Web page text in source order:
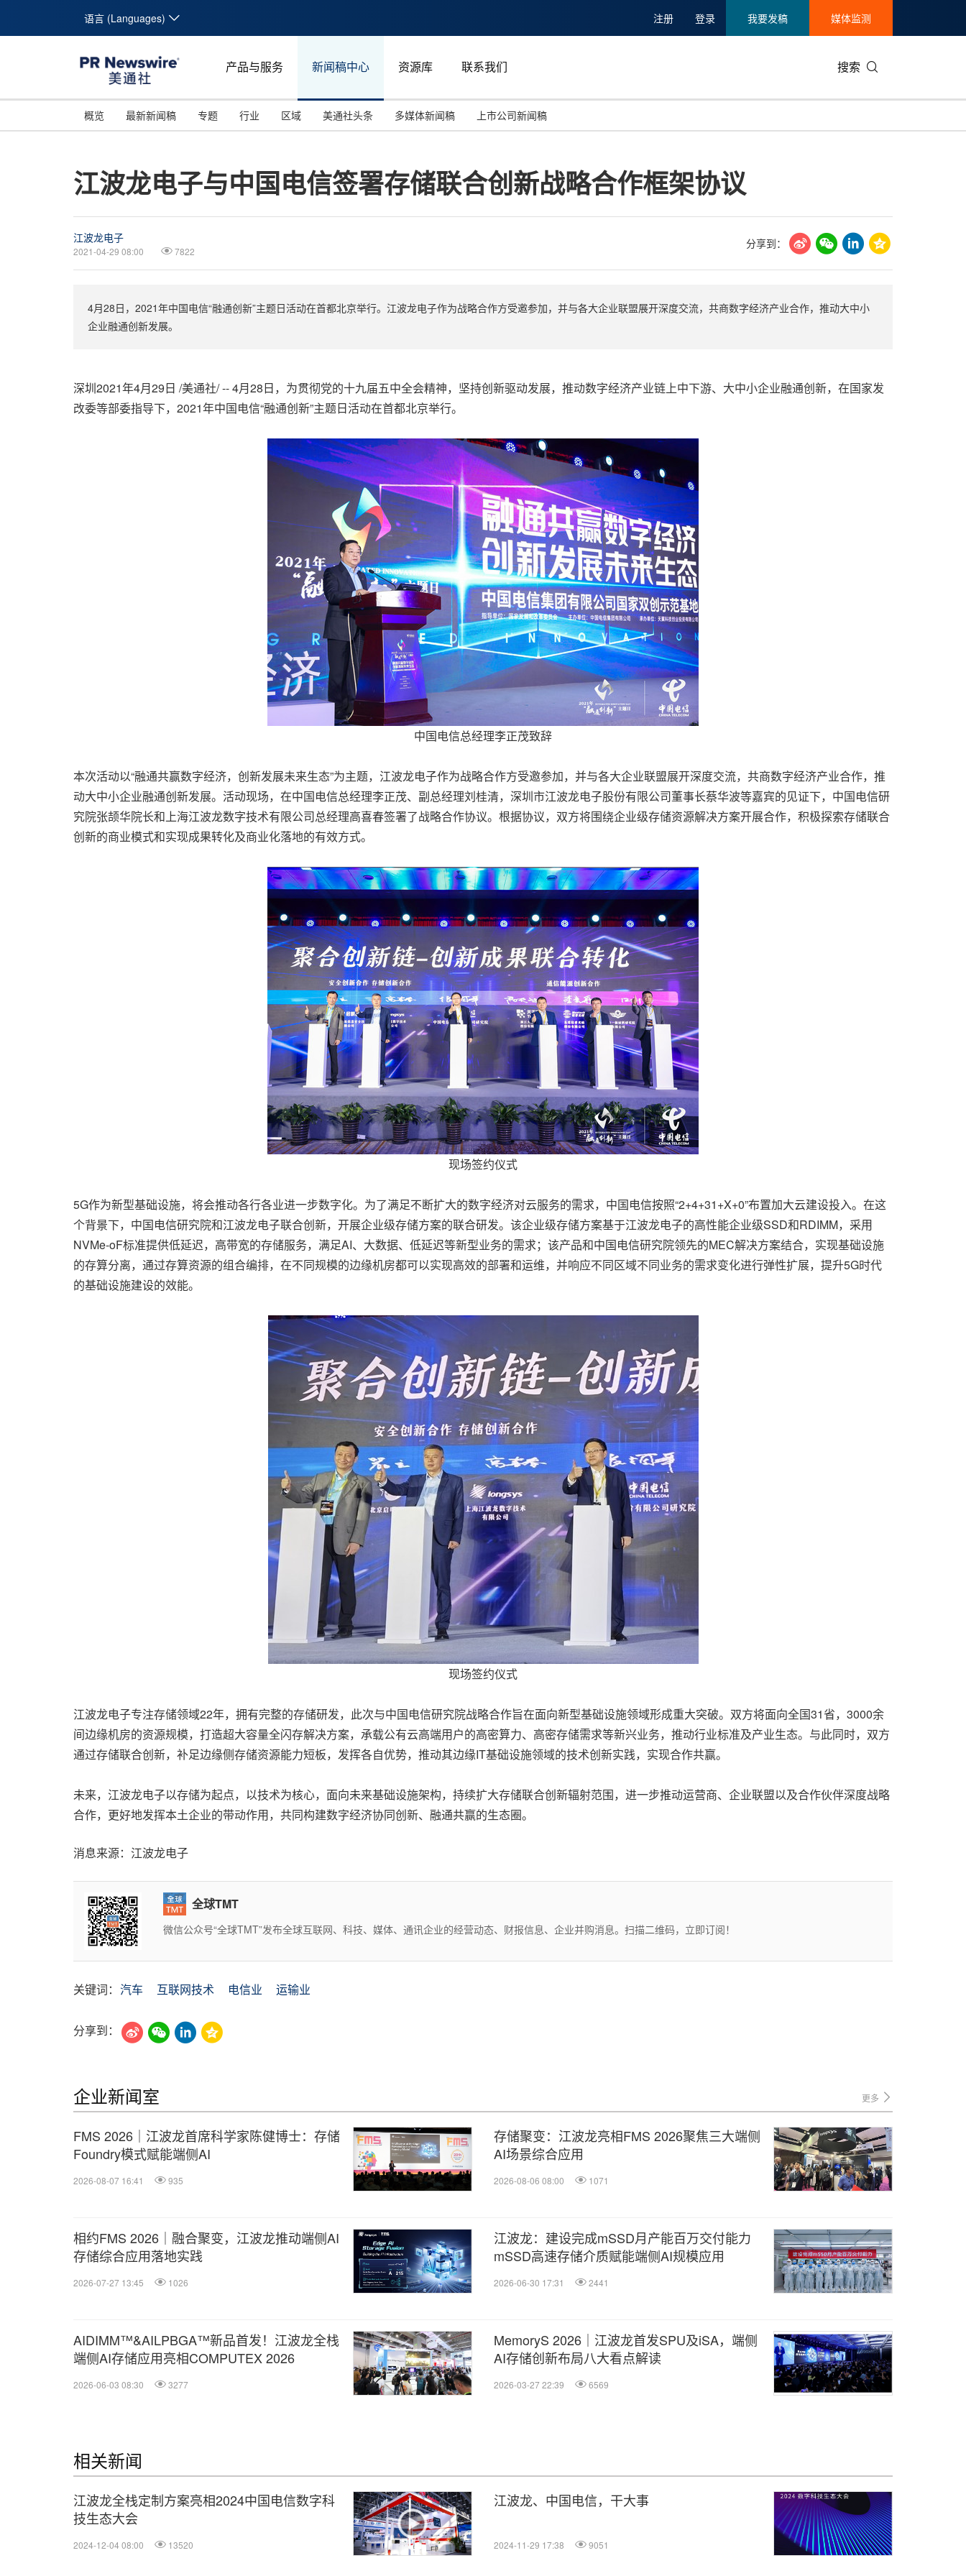
语言 (Languages) 注册 登录 我要发稿 媒体监测
产品与服务 新闻稿中心 资源库 联系我们 搜索
概览 最新新闻稿 专题
投资并购
碳中和
美国临床肿瘤学会(ASCO)
行业
能源化工与环保
娱乐时尚与艺术
区域
马来西亚
新加坡
美通社头条 多媒体新闻稿 上市公司新闻稿
江波龙电子与中国电信签署存储联合创新战略合作框架协议
江波龙电子
2021-04-29 08:00 7822
分享到：
4月28日，2021年中国电信“融通创新”主题日活动在首都北京举行。江波龙电子作为战略合作方受邀参加，并与各大企业联盟展开深度交流，共商数字经济产业合作，推动大中小
企业融通创新发展。
深圳2021年4月29日 /美通社/ -- 4月28日，为贯彻党的十九届五中全会精神，坚持创新驱动发展，推动数字经济产业链上中下游、大中小企业融通创新，在国家发
改委等部委指导下，2021年中国电信“融通创新”主题日活动在首都北京举行。
中国电信总经理李正茂致辞
本次活动以“融通共赢数字经济，创新发展未来生态”为主题，江波龙电子作为战略合作方受邀参加，并与各大企业联盟展开深度交流，共商数字经济产业合作，推
动大中小企业融通创新发展。活动现场，在中国电信总经理李正茂、副总经理刘桂清，深圳市江波龙电子股份有限公司董事长蔡华波等嘉宾的见证下，中国电信研
究院张颉华院长和上海江波龙数字技术有限公司总经理高喜春签署了战略合作协议。根据协议，双方将围绕企业级存储资源解决方案开展合作，积极探索存储联合
创新的商业模式和实现成果转化及商业化落地的有效方式。
现场签约仪式
5G作为新型基础设施，将会推动各行各业进一步数字化。为了满足不断扩大的数字经济对云服务的需求，中国电信按照“2+4+31+X+0”布置加大云建设投入。在这
个背景下，中国电信研究院和江波龙电子联合创新，开展企业级存储方案的联合研发。该企业级存储方案基于江波龙电子的高性能企业级SSD和RDIMM，采用
NVMe-oF标准提供低延迟，高带宽的存储服务，满足AI、大数据、低延迟等新型业务的需求；该产品和中国电信研究院领先的MEC解决方案结合，实现基础设施
的存算分离，通过存算资源的组合编排，在不同规模的边缘机房都可以实现高效的部署和运维，并响应不同区域不同业务的需求变化进行弹性扩展，提升5G时代
的基础设施建设的效能。
现场签约仪式
江波龙电子专注存储领域22年，拥有完整的存储研发，此次与中国电信研究院战略合作旨在面向新型基础设施领域形成重大突破。双方将面向全国31省，3000余
间边缘机房的资源规模，打造超大容量全闪存解决方案，承载公有云高端用户的高密算力、高密存储需求等新兴业务，推动行业标准及产业生态。与此同时，双方
通过存储联合创新，补足边缘侧存储资源能力短板，发挥各自优势，推动其边缘IT基础设施领域的技术创新实践，实现合作共赢。
未来，江波龙电子以存储为起点，以技术为核心，面向未来基础设施架构，持续扩大存储联合创新辐射范围，进一步推动运营商、企业联盟以及合作伙伴深度战略
合作，更好地发挥本土企业的带动作用，共同构建数字经济协同创新、融通共赢的生态圈。
消息来源：江波龙电子
全球TMT
微信公众号“全球TMT”发布全球互联网、科技、媒体、通讯企业的经营动态、财报信息、企业并购消息。扫描二维码，立即订阅！
关键词： 汽车 互联网技术 电信业 运输业
分享到：
企业新闻室 更多
FMS 2026｜江波龙首席科学家陈健博士：存储
Foundry模式赋能端侧AI
2026-08-07 16:41 935
存储聚变：江波龙亮相FMS 2026聚焦三大端侧
AI场景综合应用
2026-08-06 08:00 1071
相约FMS 2026｜融合聚变，江波龙推动端侧AI
存储综合应用落地实践
2026-07-27 13:45 1026
江波龙：建设完成mSSD月产能百万交付能力
mSSD高速存储介质赋能端侧AI规模应用
2026-06-30 17:31 2441
AIDIMM™&AILPBGA™新品首发！江波龙全栈
端侧AI存储应用亮相COMPUTEX 2026
2026-06-03 08:30 3277
MemoryS 2026｜江波龙首发SPU及iSA，端侧
AI存储创新布局八大看点解读
2026-03-27 22:39 6569
相关新闻
江波龙全栈定制方案亮相2024中国电信数字科
技生态大会
2024-12-04 08:00 13520
江波龙、中国电信，干大事
2024-11-29 17:38 9051